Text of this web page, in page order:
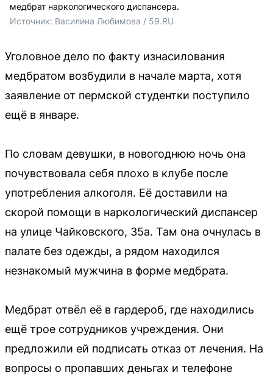
медбрат наркологического диспансера.
Источник: Василина Любимова / 59.RU
Уголовное дело по факту изнасилования
медбратом возбудили в начале марта, хотя
заявление от пермской студентки поступило
ещё в январе.
По словам девушки, в новогоднюю ночь она
почувствовала себя плохо в клубе после
употребления алкоголя. Её доставили на
скорой помощи в наркологический диспансер
на улице Чайковского, 35а. Там она очнулась в
палате без одежды, а рядом находился
незнакомый мужчина в форме медбрата.
Медбрат отвёл её в гардероб, где находились
ещё трое сотрудников учреждения. Они
предложили ей подписать отказ от лечения. На
вопросы о пропавших деньгах и телефоне